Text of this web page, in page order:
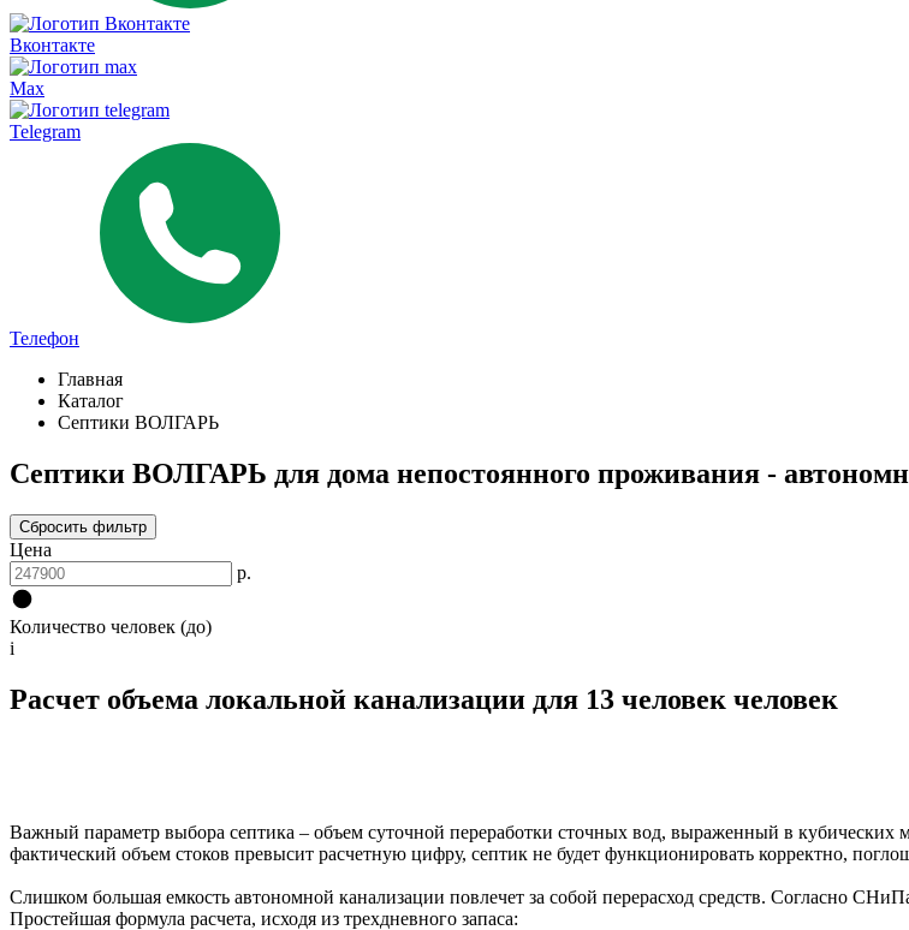
Вконтакте
Max
Telegram
Телефон
Главная
Каталог
Септики ВОЛГАРЬ
Септики ВОЛГАРЬ для дома непостоянного проживания -
Сбросить фильтр
Цена
р.
Количество человек (до)
i
Расчет объема локальной канализации для 13 человек человек
Важный параметр выбора септика – объем суточной переработки сточных вод, выраженный в кубических
фактический объем стоков превысит расчетную цифру, септик не будет функционировать корректно,
Слишком большая емкость автономной канализации повлечет за собой перерасход средств. Согласно
Простейшая формула расчета, исходя из трехдневного запаса: